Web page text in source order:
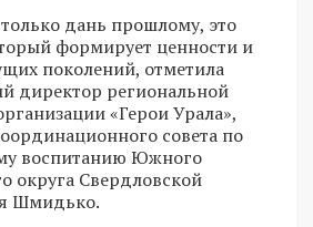
дань прошлому, это
формирует ценности и
поколений, отметила
директор региональной
«Герои Урала»,
совета по
воспитанию Южного
округа Свердловской
Шмидько.